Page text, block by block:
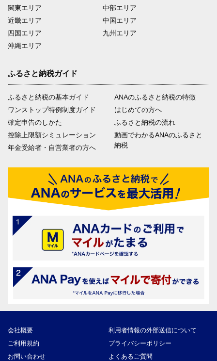
関東エリア
近畿エリア
四国エリア
沖縄エリア
中部エリア
中国エリア
九州エリア
ふるさと納税ガイド
ふるさと納税の基本ガイド
ワンストップ特例制度ガイド
確定申告のしかた
控除上限額シミュレーション
年金受給者・自営業者の方へ
ANAのふるさと納税の特徴
はじめての方へ
ふるさと納税の流れ
動画でわかるANAのふるさと
納税
会社概要
利用者情報の外部送信について
ご利用規約
プライバシーポリシー
お問い合わせ
よくあるご質問